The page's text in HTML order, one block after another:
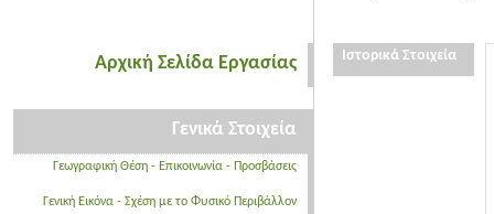
Αρχική Σελίδα Εργασίας
Γενικά Στοιχεία
Γεωγραφική Θέση - Επικοινωνία - Προσβάσεις
Γενική Εικόνα - Σχέση με το Φυσικό Περιβάλλον
Ιστορικά Στοιχεία